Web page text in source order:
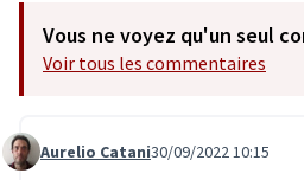
Vous ne voyez qu'un seul
Voir tous les commentaires
Commentaire 5805
Aurelio Catani30/09/2022 10:15